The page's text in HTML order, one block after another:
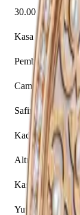
30.00 m
Kasa Malzemesi
Pembe Altın
Cam
Safir
Kadran Rengi
Altın
Kasa Şekli
Yuvarlak